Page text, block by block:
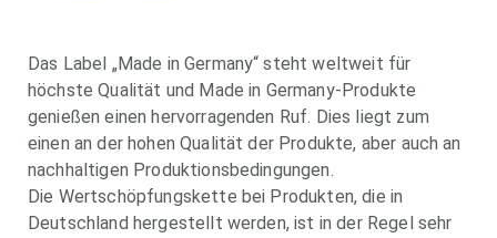
Das Label „Made in Germany“ steht weltweit für
höchste Qualität und Made in Germany-Produkte
genießen einen hervorragenden Ruf. Dies liegt zum
einen an der hohen Qualität der Produkte, aber auch an
nachhaltigen Produktionsbedingungen.
Die Wertschöpfungskette bei Produkten, die in
Deutschland hergestellt werden, ist in der Regel sehr